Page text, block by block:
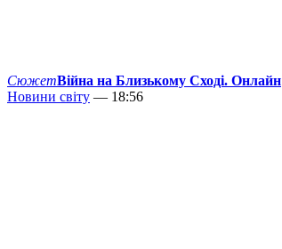
СюжетВійна на Близькому Сході. Онлайн
Новини світу — 18:56